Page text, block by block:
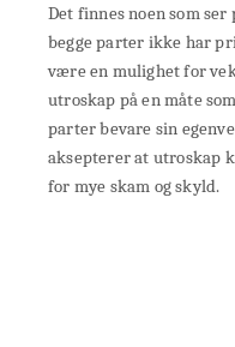
Det finnes noen som
begge parter ikke har
være en mulighet for
utroskap på en måte
parter bevare sin
aksepterer at utroskap
for mye skam og skyld.